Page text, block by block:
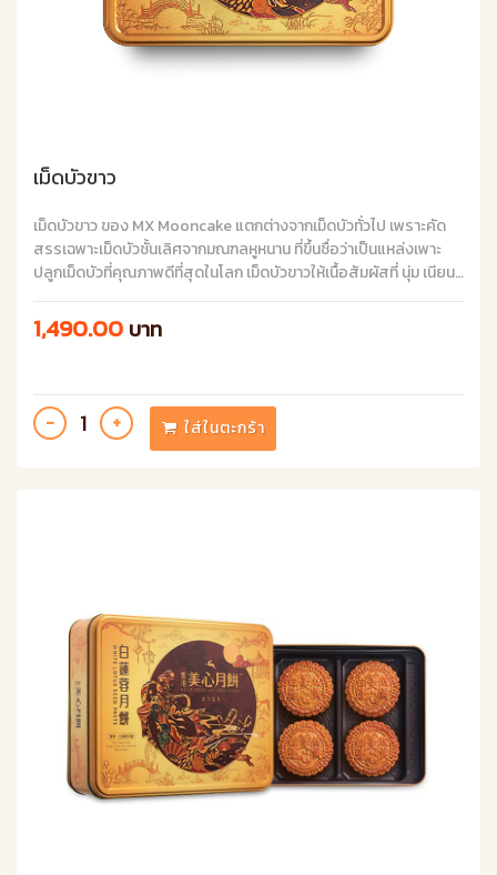
เม็ดบัวขาว
เม็ดบัวขาว ของ MX Mooncake แตกต่างจากเม็ดบัวทั่วไป เพราะคัด
สรรเฉพาะเม็ดบัวชั้นเลิศจากมณฑลหูหนาน ที่ขึ้นชื่อว่าเป็นแหล่งเพาะ
ปลูกเม็ดบัวที่คุณภาพดีที่สุดในโลก เม็ดบัวขาวให้เนื้อสัมผัสที่ นุ่ม เนียน
ละเอียด ปรุงให้ได้รสชาติที่กลมกล่อมลงตัว และไม่หวานจนเกินไป
1,490.00 บาท
ใส่ในตะกร้า